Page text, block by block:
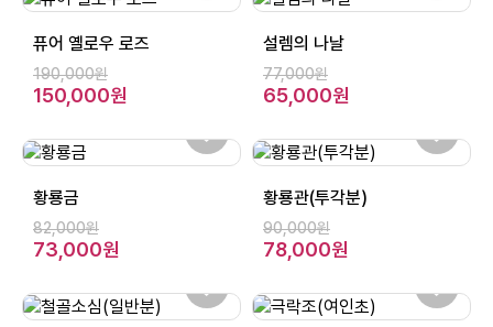
퓨어 옐로우 로즈
190,000원
150,000원
설렘의 나날
77,000원
65,000원
황룡금
82,000원
73,000원
황룡관(투각분)
90,000원
78,000원